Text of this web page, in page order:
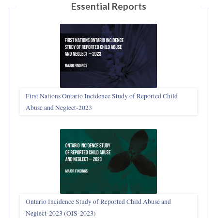
Essential Reports
First Nations Ontario Incidence Study of Reported Child
Abuse and Neglect‑2023
Ontario Incidence Study of Reported Child Abuse and
Neglect-2023 (OIS‑2023)